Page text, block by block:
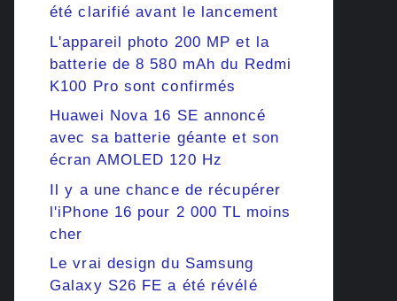
été clarifié avant le lancement
L'appareil photo 200 MP et la
batterie de 8 580 mAh du Redmi
K100 Pro sont confirmés
Huawei Nova 16 SE annoncé
avec sa batterie géante et son
écran AMOLED 120 Hz
Il y a une chance de récupérer
l'iPhone 16 pour 2 000 TL moins
cher
Le vrai design du Samsung
Galaxy S26 FE a été révélé